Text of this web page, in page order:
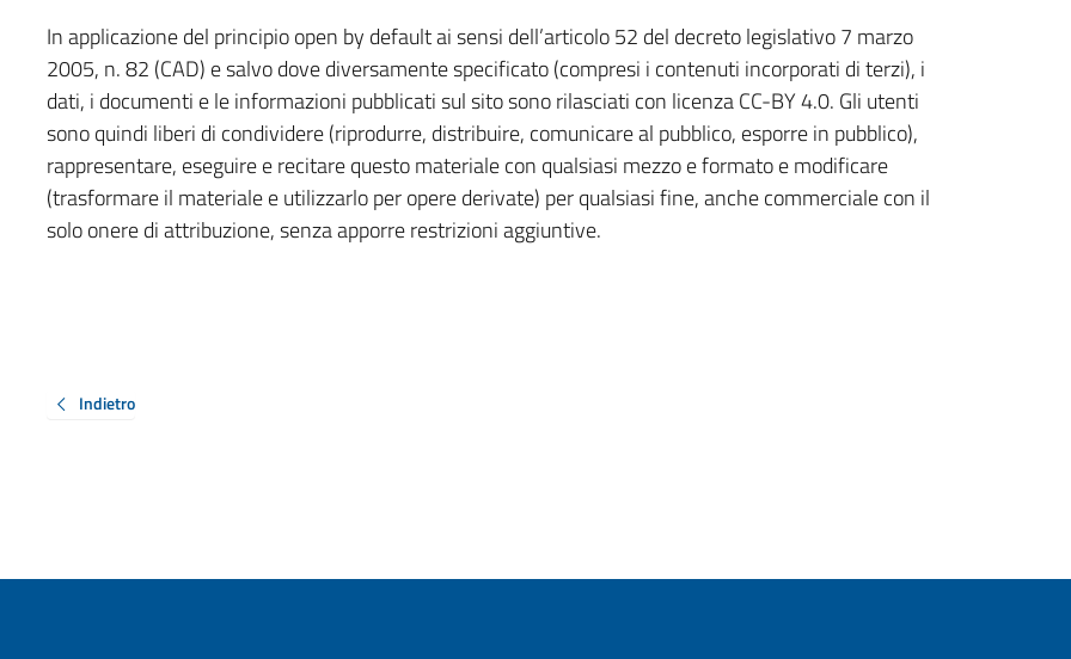
In applicazione del principio open by default ai sensi dell’articolo 52 del decreto legislativo 7 marzo
2005, n. 82 (CAD) e salvo dove diversamente specificato (compresi i contenuti incorporati di terzi), i
dati, i documenti e le informazioni pubblicati sul sito sono rilasciati con licenza CC-BY 4.0. Gli utenti
sono quindi liberi di condividere (riprodurre, distribuire, comunicare al pubblico, esporre in pubblico),
rappresentare, eseguire e recitare questo materiale con qualsiasi mezzo e formato e modificare
(trasformare il materiale e utilizzarlo per opere derivate) per qualsiasi fine, anche commerciale con il
solo onere di attribuzione, senza apporre restrizioni aggiuntive.
Indietro